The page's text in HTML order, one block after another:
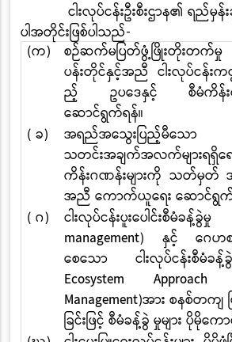
ငါးလုပ်ငန်းဦးစီးဌာန၏ ရည်မှ
ပါအတိုင်းဖြစ်ပါသည်-
(က)
စဉ်ဆက်မပြတ်ဖွံ့ဖြိုးတိုးတ
ပန်းတိုင်နှင့်အညီ ငါးလုပ်ငန်း
ည့် ဥပဒေနှင့် စီမံကိန်းလုပ်င
ဆောင်ရွက်ရန်။
( ခ)
အရည်အသွေးပြည့်မီသော င
သတင်းအချက်အလက်များရရှိရ
ကိန်းဂဏန်းများကို သတ်မှတ် အ
အညီ ကောက်ယူရေး ဆောင်ရွက်
( ဂ)
ငါးလုပ်ငန်းပူးပေါင်းစီမံခန့်ခွဲမှု
management) နှင့် ဂေဟ
စေသော ငါးလုပ်ငန်းစီမံခန့်
Ecosystem
Management)အား စနစ်တကျ
ခြင်းဖြင့် စီမံခန့်ခွဲ မှုများ ပိုမိုက